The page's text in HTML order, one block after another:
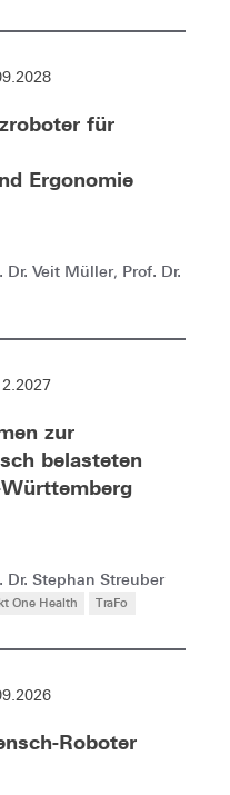
für
Ergonomie
Dr. Veit Müller, Prof. Dr.
zur
belasteten
Dr. Stephan Streuber
One Health TraFo
Roboter